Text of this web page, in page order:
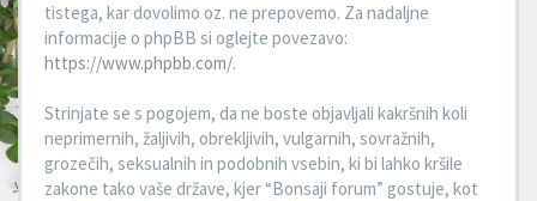
tistega, kar dovolimo oz. ne prepovemo. Za nadaljne
informacije o phpBB si oglejte povezavo:
https://www.phpbb.com/.
Strinjate se s pogojem, da ne boste objavljali kakršnih koli
neprimernih, žaljivih, obrekljivih, vulgarnih, sovražnih,
grozečih, seksualnih in podobnih vsebin, ki bi lahko kršile
zakone tako vaše države, kjer “Bonsaji forum” gostuje, kot